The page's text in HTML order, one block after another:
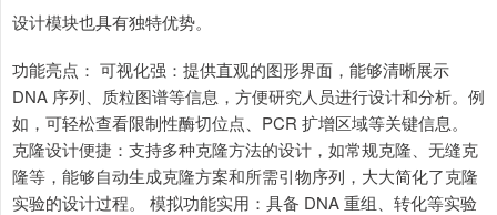
设计模块也具有独特优势。
功能亮点： 可视化强：提供直观的图形界面，能够清晰展示
DNA 序列、质粒图谱等信息，方便研究人员进行设计和分析。例
如，可轻松查看限制性酶切位点、PCR 扩增区域等关键信息。
克隆设计便捷：支持多种克隆方法的设计，如常规克隆、无缝克
隆等，能够自动生成克隆方案和所需引物序列，大大简化了克隆
实验的设计过程。 模拟功能实用：具备 DNA 重组、转化等实验